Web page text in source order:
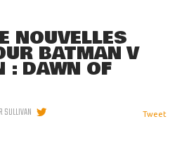
NOUVELLES
BATMAN V
: DAWN OF
SULLIVAN Tweet